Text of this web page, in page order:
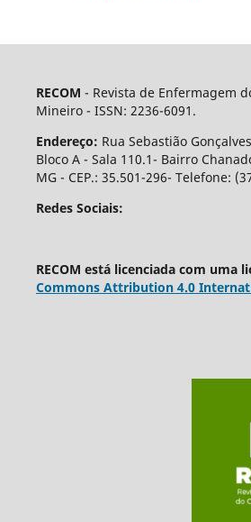
RECOM - Revista de Enfermagem
Mineiro - ISSN: 2236-6091.
Endereço: Rua Sebastião
Bloco A - Sala 110.1- Bairro
MG - CEP.: 35.501-296- Telefone:
Redes Sociais:
RECOM está licenciada com uma
Commons Attribution 4.0